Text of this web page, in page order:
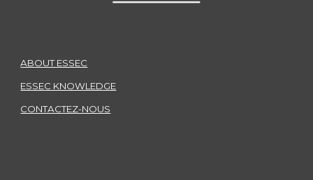
ABOUT ESSEC
ESSEC KNOWLEDGE
CONTACTEZ-NOUS